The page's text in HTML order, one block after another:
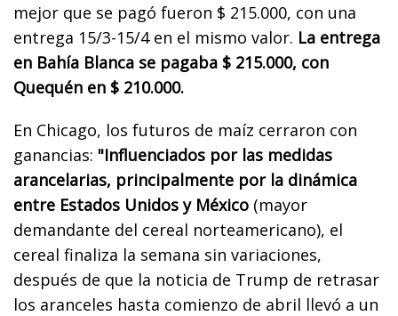
mejor que se pagó fueron $ 215.000, con una
entrega 15/3-15/4 en el mismo valor. La entrega
en Bahía Blanca se pagaba $ 215.000, con
Quequén en $ 210.000.
En Chicago, los futuros de maíz cerraron con
ganancias: "Influenciados por las medidas
arancelarias, principalmente por la dinámica
entre Estados Unidos y México (mayor
demandante del cereal norteamericano), el
cereal finaliza la semana sin variaciones,
después de que la noticia de Trump de retrasar
los aranceles hasta comienzo de abril llevó a un